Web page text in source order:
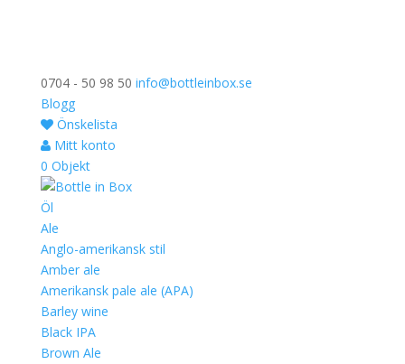
0704 - 50 98 50 info@bottleinbox.se
Blogg
Önskelista
Mitt konto
0 Objekt
Öl
Ale
Anglo-amerikansk stil
Amber ale
Amerikansk pale ale (APA)
Barley wine
Black IPA
Brown Ale